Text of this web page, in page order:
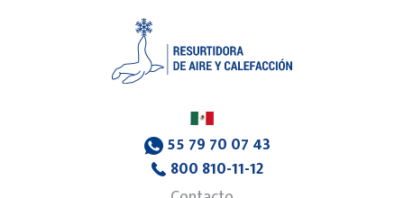
55 79 70 07 43
800 810-11-12